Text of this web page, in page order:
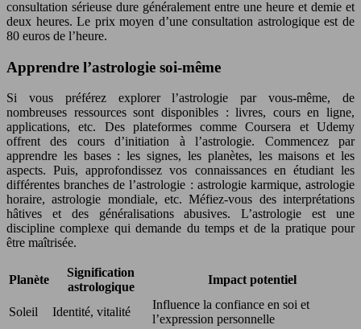
consultation sérieuse dure généralement entre une heure et demie et
deux heures. Le prix moyen d’une consultation astrologique est de
80 euros de l’heure.
Apprendre l’astrologie soi-même
Si vous préférez explorer l’astrologie par vous-même, de
nombreuses ressources sont disponibles : livres, cours en ligne,
applications, etc. Des plateformes comme Coursera et Udemy
offrent des cours d’initiation à l’astrologie. Commencez par
apprendre les bases : les signes, les planètes, les maisons et les
aspects. Puis, approfondissez vos connaissances en étudiant les
différentes branches de l’astrologie : astrologie karmique, astrologie
horaire, astrologie mondiale, etc. Méfiez-vous des interprétations
hâtives et des généralisations abusives. L’astrologie est une
discipline complexe qui demande du temps et de la pratique pour
être maîtrisée.
Planète
Signification
astrologique
Impact potentiel
Soleil Identité, vitalité
Influence la confiance en soi et
l’expression personnelle